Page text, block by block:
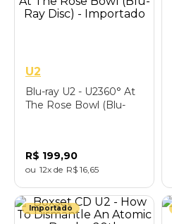
U2
Blu-ray U2 - U2360° At
The Rose Bowl (Blu-
R$ 199,90
12 R$ 16 65
Importado